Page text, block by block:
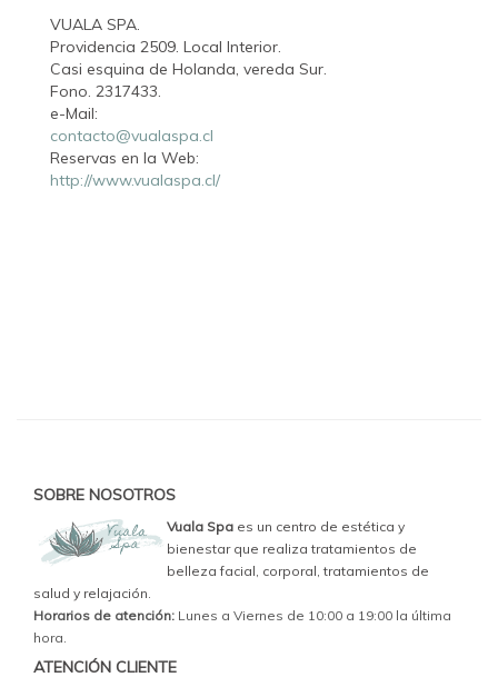
VUALA SPA.
Providencia 2509. Local Interior.
Casi esquina de Holanda, vereda Sur.
Fono. 2317433.
e-Mail:
contacto@vualaspa.cl
Reservas en la Web:
http://www.vualaspa.cl/
SOBRE NOSOTROS
Vuala Spa es un centro de estética y
bienestar que realiza tratamientos de
belleza facial, corporal, tratamientos de
salud y relajación.
Horarios de atención: Lunes a Viernes de 10:00 a 19:00 la última
hora.
ATENCIÓN CLIENTE